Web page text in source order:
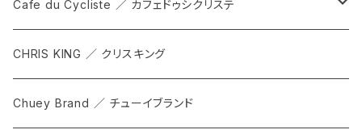
DEX
GRIP SLING
SHADOW
カンビウム
メンテナンス
Cafe du Cycliste ／ カフェドゥシクリステ
ALL
TOPS
CHRIS KING ／ クリスキング
Chuey Brand ／ チューイブランド